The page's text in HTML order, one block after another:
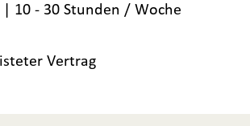
| 10 - 30 Stunden / Woche
Vertrag